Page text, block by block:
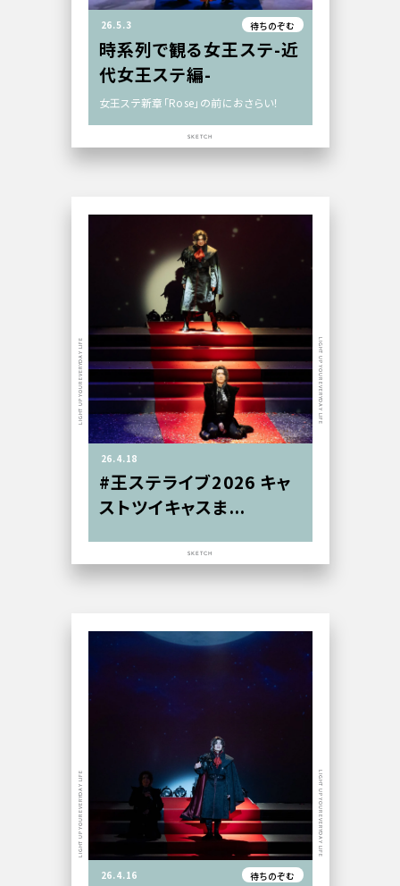
26.5.3 待ちのぞむ
時系列で観る女王ステ-近
代女王ステ編-
女王ステ新章「Rose」の前におさらい！
SKETCH
26.4.18
#王ステライブ2026 キャ
ストツイキャスま...
LIGHT UP YOUR EVERYDAY LIFE LIGHT UP YOUR EVERYDAY LIFE
SKETCH
26.4.16 待ちのぞむ
LIGHT UP YOUR EVERYDAY LIFE LIGHT UP YOUR EVERYDAY LIFE